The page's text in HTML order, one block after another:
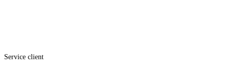
Service client